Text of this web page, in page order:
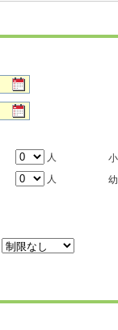
人
人